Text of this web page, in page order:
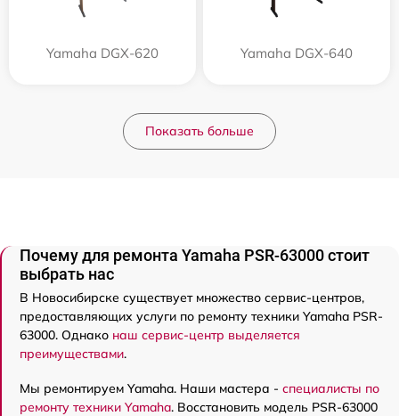
Yamaha DGX-620 Yamaha DGX-640
Показать больше
Почему для ремонта Yamaha PSR-63000 стоит
выбрать нас
В Новосибирске существует множество сервис-центров,
предоставляющих услуги по ремонту техники Yamaha PSR-
63000. Однако наш сервис-центр выделяется
преимуществами.
Мы ремонтируем Yamaha. Наши мастера - специалисты по
ремонту техники Yamaha. Восстановить модель PSR-63000